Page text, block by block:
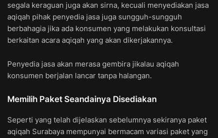
segala keraguan juga akan sirna, kecuali menyediakan jasa
aqiqah pihak penyedia jasa juga sungguh-sungguh
berbahagia jika ada konsumen yang melakukan konsultasi
berkaitan acara aqiqah yang akan dikerjakannya.
Penyedia jasa akan merasa gembira jikalau aqiqah
konsumen berjalan lancar tanpa halangan.
Memilih Paket Seandainya Disediakan
Seperti yang telah dijelaskan sebelumnya sekiranya paket
aqiqah Surabaya mempunyai bermacam variasi paket yang